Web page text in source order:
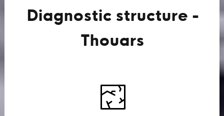
Diagnostic structure -
Thouars